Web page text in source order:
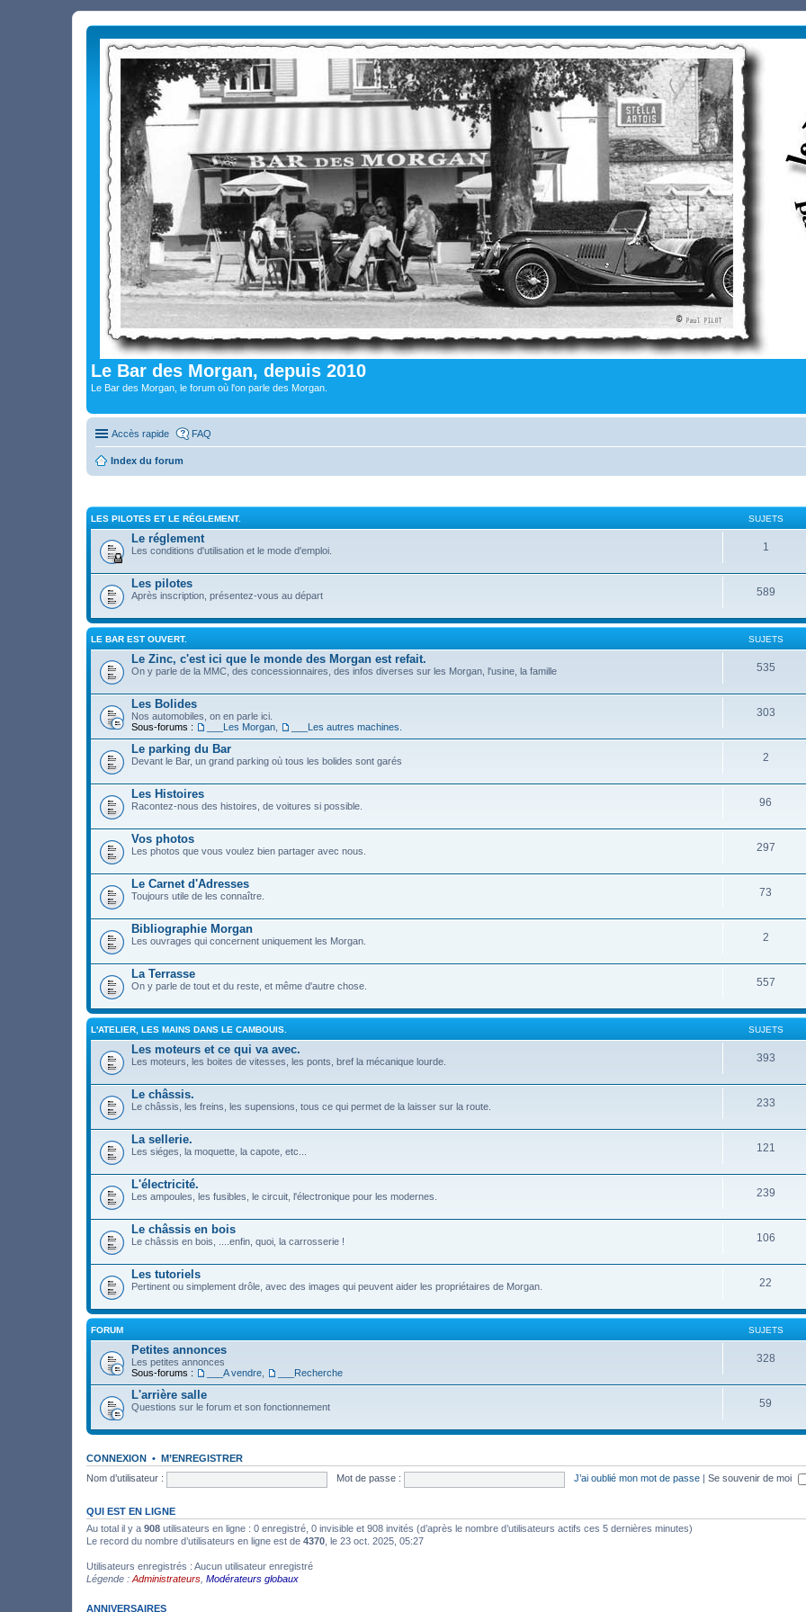
Le Bar des Morgan, depuis 2010
Le Bar des Morgan, le forum où l'on parle des Morgan.
Accès rapide FAQ
Index du forum
LES PILOTES ET LE RÉGLEMENT. SUJETS
Le réglement
Les conditions d'utilisation et le mode d'emploi. 1
Les pilotes
Après inscription, présentez-vous au départ 589
LE BAR EST OUVERT. SUJETS
Le Zinc, c'est ici que le monde des Morgan est refait.
On y parle de la MMC, des concessionnaires, des infos diverses sur les Morgan, l'usine, la famille 535
Les Bolides
Nos automobiles, on en parle ici.
Sous-forums :
___Les Morgan ___Les autres machines.
303
Le parking du Bar
Devant le Bar, un grand parking où tous les bolides sont garés 2
Les Histoires
Racontez-nous des histoires, de voitures si possible. 96
Vos photos
Les photos que vous voulez bien partager avec nous. 297
Le Carnet d'Adresses
Toujours utile de les connaître. 73
Bibliographie Morgan
Les ouvrages qui concernent uniquement les Morgan. 2
La Terrasse
On y parle de tout et du reste, et même d'autre chose. 557
L'ATELIER, LES MAINS DANS LE CAMBOUIS. SUJETS
Les moteurs et ce qui va avec.
Les moteurs, les boites de vitesses, les ponts, bref la mécanique lourde. 393
Le châssis.
Le châssis, les freins, les supensions, tous ce qui permet de la laisser sur la route. 233
La sellerie.
Les siéges, la moquette, la capote, etc... 121
L'électricité.
Les ampoules, les fusibles, le circuit, l'électronique pour les modernes. 239
Le châssis en bois
Le châssis en bois, ....enfin, quoi, la carrosserie ! 106
Les tutoriels
Pertinent ou simplement drôle, avec des images qui peuvent aider les propriétaires de Morgan. 22
FORUM SUJETS
Petites annonces
Les petites annonces
Sous-forums :
___A vendre ___Recherche
328
L'arrière salle
Questions sur le forum et son fonctionnement 59
CONNEXION • M’ENREGISTRER
Nom d’utilisateur :
Mot de passe : J’ai oublié mon mot de passe Se souvenir de moi
QUI EST EN LIGNE
Au total il y a 908 utilisateurs en ligne : 0 enregistré, 0 invisible et 908 invités (d’après le nombre d’utilisateurs actifs ces 5 dernières minutes)
Le record du nombre d’utilisateurs en ligne est de 4370 , le 23 oct. 2025, 05:27
Utilisateurs enregistrés : Aucun utilisateur enregistré
Légende : Administrateurs Modérateurs globaux
ANNIVERSAIRES